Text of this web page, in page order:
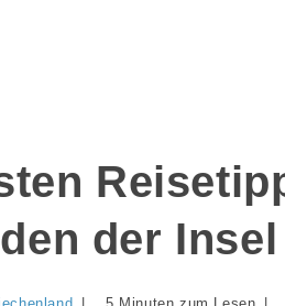
der Insel